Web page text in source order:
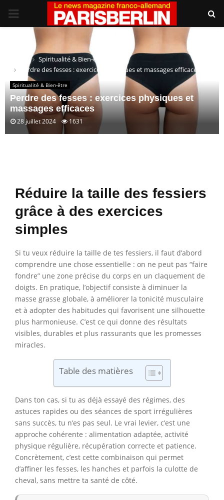
PRIMARY
MENU
Spiritualité & Bien-être
Perdre des fesses : exercices physiques et massages efficaces
Spiritualité & Bien-être
Perdre des fesses : exercices physiques et
massages efficaces
28 juillet 2024 1631
Réduire la taille des fessiers
grâce à des exercices
simples
Si tu veux réduire la taille de tes fessiers, il faut d’abord
comprendre une chose essentielle : on ne peut pas “faire
fondre” une zone précise du corps en un claquement de
doigts. En pratique, l’objectif consiste à diminuer la
masse grasse globale, à améliorer la tonicité musculaire
et à adopter des habitudes qui favorisent une silhouette
plus harmonieuse. C’est ce qui donne des résultats
visibles, durables et plus rassurants que les promesses
miracles.
Table des matières
Dans ton cas, si tu as déjà essayé des régimes, des
astuces rapides ou des séances de sport irrégulières
sans succès, tu n’es pas seul. Le vrai levier, c’est une
approche cohérente : alimentation adaptée, activité
physique régulière, récupération correcte et patience.
Concrètement, c’est cette combinaison qui permet
d’affiner les fesses, les hanches et parfois la culotte de
cheval, sans mettre ta santé de côté.